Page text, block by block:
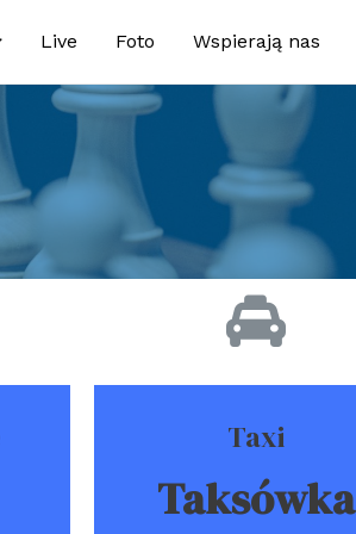
Live Foto Wspierają nas
Taxi
Taksówka